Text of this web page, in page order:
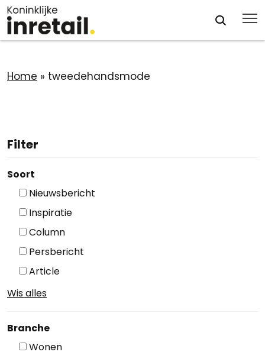
Home » tweedehandsmode
Filter
Soort
Nieuwsbericht
Inspiratie
Column
Persbericht
Article
Wis alles
Branche
Wonen